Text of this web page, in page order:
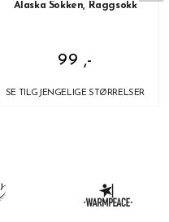
Alaska Sokken, Raggsokk
99 ,-
SE TILGJENGELIGE STØRRELSER